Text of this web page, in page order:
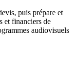
puis prépare et
et financiers de
audiovisuels